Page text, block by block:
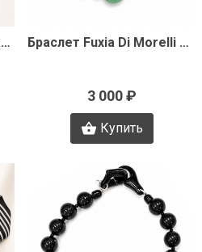
Колье Fuxia Di Morelli Pamela J3487 Быстрый просмотр Браслет Fuxia Di Morelli Pamela J3365
3 000 ₽
Купить